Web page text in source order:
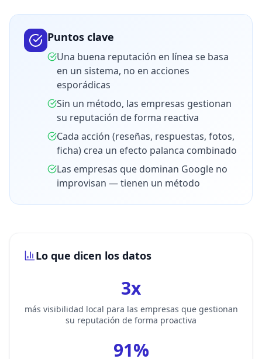
Puntos clave
Una buena reputación en línea se basa
en un sistema, no en acciones
esporádicas
Sin un método, las empresas gestionan
su reputación de forma reactiva
Cada acción (reseñas, respuestas, fotos,
ficha) crea un efecto palanca combinado
Las empresas que dominan Google no
improvisan — tienen un método
Lo que dicen los datos
3x
más visibilidad local para las empresas que gestionan
su reputación de forma proactiva
91%